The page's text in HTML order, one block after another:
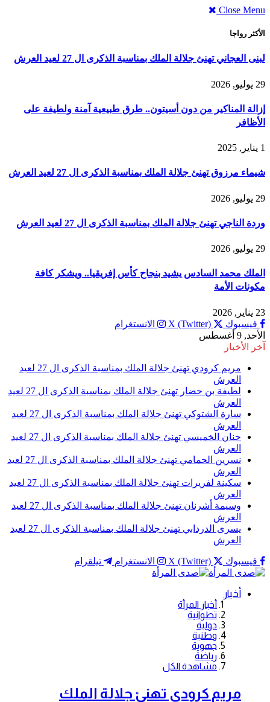
Close Menu
الأكثر رواجا
لبنى العجاني تهنئ جلالة الملك بمناسبة الذكرى ال 27 لعيد العرش
29 يوليو, 2026
إزالة المناكير من دون أسيتون.. طرق طبيعية آمنة ولطيفة على
الأظافر
1 يناير, 2025
شيماء مرزوق تهنئ جلالة الملك بمناسبة الذكرى ال 27 لعيد العرش
29 يوليو, 2026
وردة الناجي تهنئ جلالة الملك بمناسبة الذكرى ال 27 لعيد العرش
29 يوليو, 2026
الملك محمد السادس يشيد بنجاح كأس إفريقيا.. ويشكر كافة
مكونات الأمة
23 يناير, 2026
فيسبوك
X (Twitter)
الانستغرام
الأحد, 9 أغسطس
آخر الأخبار
مريم كرودي تهنئ جلالة الملك بمناسبة الذكرى ال 27 لعيد
العرش
لطيفة بن حضار تهنئ جلالة الملك بمناسبة الذكرى ال 27 لعيد
العرش
سارة الشتوكي تهنئ جلالة الملك بمناسبة الذكرى ال 27 لعيد
العرش
حنان الخميسي تهنئ جلالة الملك بمناسبة الذكرى ال 27 لعيد
العرش
نسرين الحمامي تهنئ جلالة الملك بمناسبة الذكرى ال 27 لعيد
العرش
سكينة لفريرات تهنئ جلالة الملك بمناسبة الذكرى ال 27 لعيد
العرش
وسيمة أشرنان تهنئ جلالة الملك بمناسبة الذكرى ال 27 لعيد
العرش
يسرى الدردابي تهنئ جلالة الملك بمناسبة الذكرى ال 27 لعيد
العرش
فيسبوك X (Twitter) الانستغرام تيلقرام
أخبار
أخبار المرأة
تطوانية
دولية
وطنية
جهوية
رياضة
مشاهدة الكل
مريم كرودي تهنئ جلالة الملك